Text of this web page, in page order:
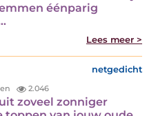
éénparig
Lees meer >
netgedicht
2.046
zoveel zonniger